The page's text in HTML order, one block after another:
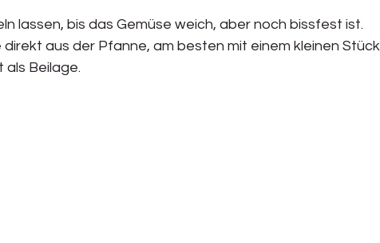
lassen, bis das Gemüse weich, aber noch bissfest ist.
aus der Pfanne, am besten mit einem kleinen Stück
als Beilage.